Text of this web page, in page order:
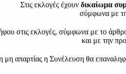
Στις εκλογές έχουν δικαίωμα
σύμφωνα με
στις εκλογές, σύμφωνα με το
και με την
μη απαρτίας η Συνέλευση θα